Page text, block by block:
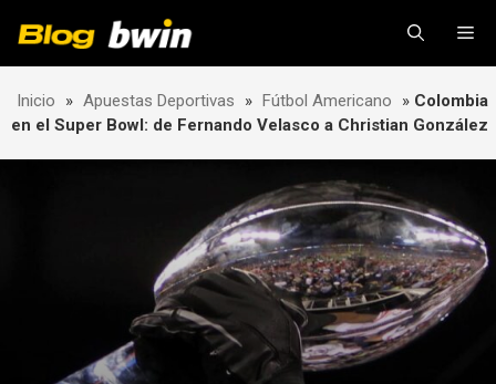
Inicio » Apuestas Deportivas » Fútbol Americano » Colombia
en el Super Bowl: de Fernando Velasco a Christian González